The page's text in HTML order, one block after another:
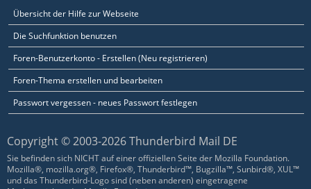
Übersicht der Hilfe zur Webseite
Die Suchfunktion benutzen
Foren-Benutzerkonto - Erstellen (Neu registrieren)
Foren-Thema erstellen und bearbeiten
Passwort vergessen - neues Passwort festlegen
Copyright © 2003-2026 Thunderbird Mail DE
Sie befinden sich NICHT auf einer offiziellen Seite der Mozilla Foundation.
Mozilla®, mozilla.org®, Firefox®, Thunderbird™, Bugzilla™, Sunbird®, XUL™
und das Thunderbird-Logo sind (neben anderen) eingetragene